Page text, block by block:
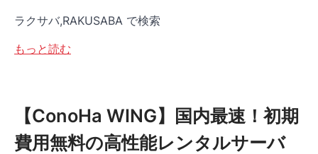
ラクサバ,RAKUSABA で検索
もっと読む
【ConoHa WING】国内最速！初期
費用無料の高性能レンタルサーバ